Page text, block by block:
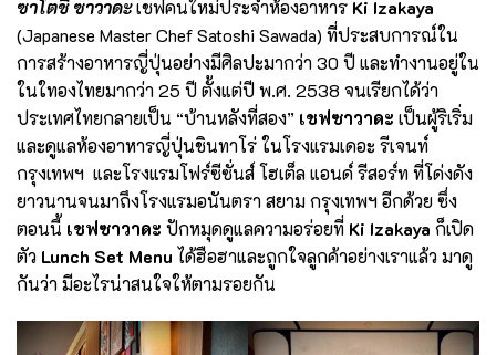
ซาโตชิ ซาวาดะเชฟคนใหม่ประจำห้องอาหาร Ki Izakaya
(Japanese Master Chef Satoshi Sawada) ที่ประสบการณ์ใน
การสร้างอาหารญี่ปุ่นอย่างมีศิลปะมากว่า 30 ปี และทำงานอยู่ใน
ในใทองไทยมากว่า 25 ปี ตั้งแต่ปี พ.ศ. 2538 จนเรียกได้ว่า
ประเทศไทยกลายเป็น “บ้านหลังที่สอง” เชฟซาวาดะ เป็นผู้ริเริ่ม
และดูแลห้องอาหารญี่ปุ่นชินทาโร่ ในโรงแรมเดอะ รีเจนท์
กรุงเทพฯ และโรงแรมโฟร์ซีซั่นส์ โฮเต็ล แอนด์ รีสอร์ท ที่โด่งดัง
ยาวนานจนมาถึงโรงแรมอนันตรา สยาม กรุงเทพฯ อีกด้วย ซึ่ง
ตอนนี้ เชฟซาวาดะ ปักหมุดดูแลความอร่อยที่ Ki Izakaya ก็เปิด
ตัว Lunch Set Menu ได้ฮือฮาและถูกใจลูกค้าอย่างเราแล้ว มาดู
กันว่า มีอะไรน่าสนใจให้ตามรอยกัน